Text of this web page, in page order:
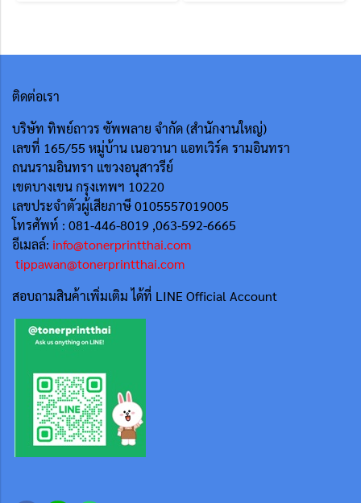
ติดต่อเรา
บริษัท ทิพย์ถาวร ซัพพลาย จำกัด (สำนักงานใหญ่)
เลขที่ 165/55 หมู่บ้าน เนอวานา แอทเวิร์ค รามอินทรา
ถนนรามอินทรา แขวงอนุสาวรีย์
เขตบางเขน กรุงเทพฯ 10220
เลขประจำตัวผู้เสียภาษี 0105557019005
โทรศัพท์ : 081-446-8019 ,063-592-6665
อีเมลล์: info@tonerprintthai.com
tippawan@tonerprintthai.com
สอบถามสินค้าเพิ่มเติม ได้ที่ LINE Official Account